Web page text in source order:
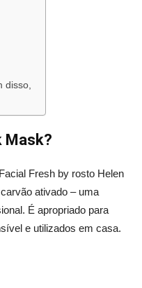
disso,
Mask?
Fresh by rosto Helen
ativado – uma
É apropriado para
e utilizados em casa.